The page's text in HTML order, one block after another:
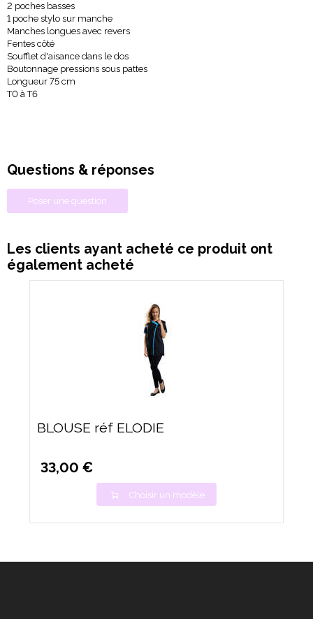
2 poches basses
1 poche stylo sur manche
Manches longues avec revers
Fentes côté
Soufflet d'aisance dans le dos
Boutonnage pressions sous pattes
Longueur 75 cm
T0 à T6
Questions & réponses
Poser une question
Les clients ayant acheté ce produit ont
également acheté
BLOUSE réf ELODIE
33,00 €
Choisir un modèle